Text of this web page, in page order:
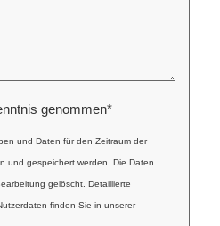
genommen*
und Daten für den Zeitraum der
und gespeichert werden. Die Daten
gelöscht. Detaillierte
finden Sie in unserer